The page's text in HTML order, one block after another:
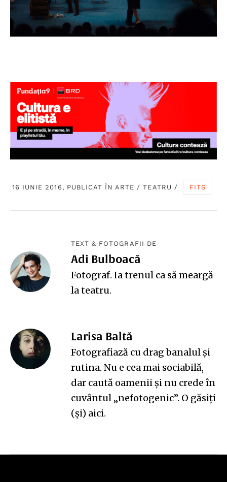
16 IUNIE 2016, PUBLICAT ÎNARTE /TEATRU / FITS
TEXT & FOTOGRAFII DE
Adi Bulboacă
Fotograf. Ia trenul ca să meargă
la teatru.
Larisa Baltă
Fotografiază cu drag banalul și
rutina. Nu e cea mai sociabilă,
dar caută oamenii și nu crede în
cuvântul „nefotogenic”. O găsiți
(și) aici.